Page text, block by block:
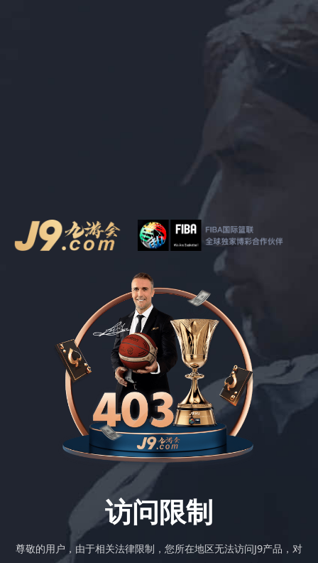
访问限制
尊敬的用户，由于相关法律限制，您所在地区无法访问J9产品，对